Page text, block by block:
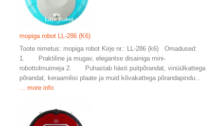
mopiga robot LL-286 (K6)
Toote nimetus: mopiga robot Kirje nr.: LL-286 (k6) Omadused:
1. Praktiline ja mugav, elegantse disainiga mini-
robottolmuimeja 2. Puhastab hästi puitpõrandat, vinüülkattega
põrandat, keraamilisi plaate ja muid kõvakattega põrandapindu...
... more info